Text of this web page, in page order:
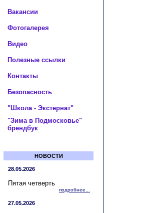
Вакансии
Фотогалерея
Видео
Полезные ссылки
Контакты
Безопасность
"Школа - Экстернат"
"Зима в Подмосковье"
брендбук
НОВОСТИ
28.05.2026
Пятая четверть
подробнее...
27.05.2026